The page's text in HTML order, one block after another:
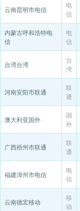
云南昆明市电信
电
信
内蒙古呼和浩特电
信
电
信
台湾台湾
台
湾
河南安阳市联通
联
通
澳大利亚国外
国
外
广西梧州市联通
联
通
福建漳州市电信
电
信
云南德宏移动
移
动